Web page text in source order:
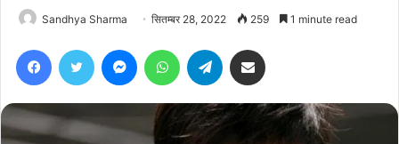
Sandhya Sharma सितम्बर 28, 2022 259 1 minute read
FacebookTwitter MessengerWhatsAppTelegram